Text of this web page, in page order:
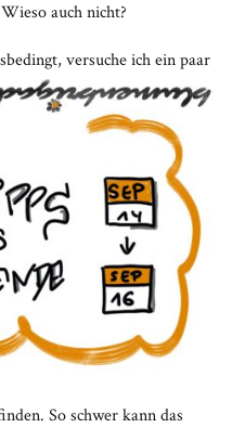
auch nicht?
versuche ich ein paar
So schwer kann das